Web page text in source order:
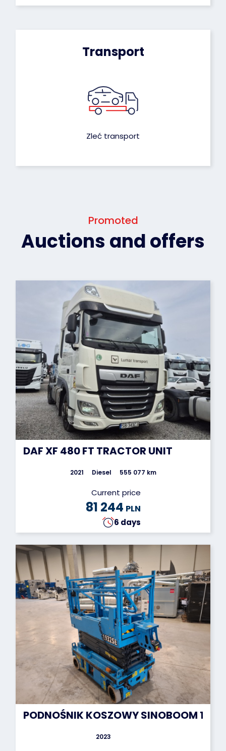
Transport
Zleć transport
Promoted
Auctions and offers
DAF XF 480 FT TRACTOR UNIT
2021 Diesel 555 077 km
Current price
81 244 PLN
6 days
PODNOŚNIK KOSZOWY SINOBOOM
2023